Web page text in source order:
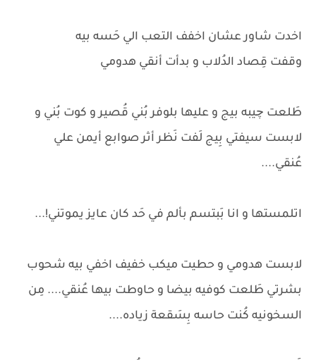
اخدت شاور عشان اخفف التعب الي حَسه بيه
وقفت قِصاد الدُلاب و بدأت أنقي هدومي
طَلعت چيبه بيج و عليها بلوفر بُني قُصير و كوت بُني و
لابست سيفتي بِيج لَفت نَظر أثر صوابع أيمن علي
عُنقي....
اتلمستها و انا بَبتسم بألم في حَد كان عايز يموتني!...
لابست هدومي و حطيت ميكب خفيف اخفي بيه شحوب
بشرتي طَلعت كوفيه بيضا و حاوطت بيها عُنقي.... مِن
السخونيه كُنت حاسه بِسَقعة زياده....